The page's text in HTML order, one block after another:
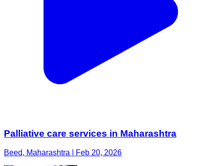
Palliative care services in Maharashtra
Beed, Maharashtra | Feb 20, 2026